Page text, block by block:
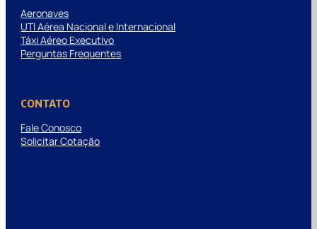
Aeronaves
UTI Aérea Nacional e Internacional
Táxi Aéreo Executivo
Perguntas Frequentes
CONTATO
Fale Conosco
Solicitar Cotação